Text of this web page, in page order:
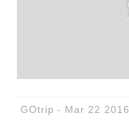
GOtrip Mar 22 2016